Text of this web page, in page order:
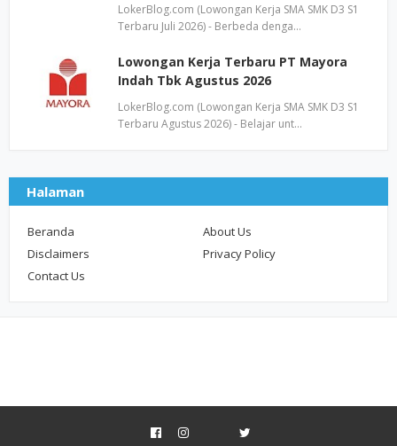
LokerBlog.com (Lowongan Kerja SMA SMK D3 S1
Terbaru Juli 2026) - Berbeda denga…
Lowongan Kerja Terbaru PT Mayora
Indah Tbk Agustus 2026
LokerBlog.com (Lowongan Kerja SMA SMK D3 S1
Terbaru Agustus 2026) - Belajar unt…
Halaman
Beranda
About Us
Disclaimers
Privacy Policy
Contact Us